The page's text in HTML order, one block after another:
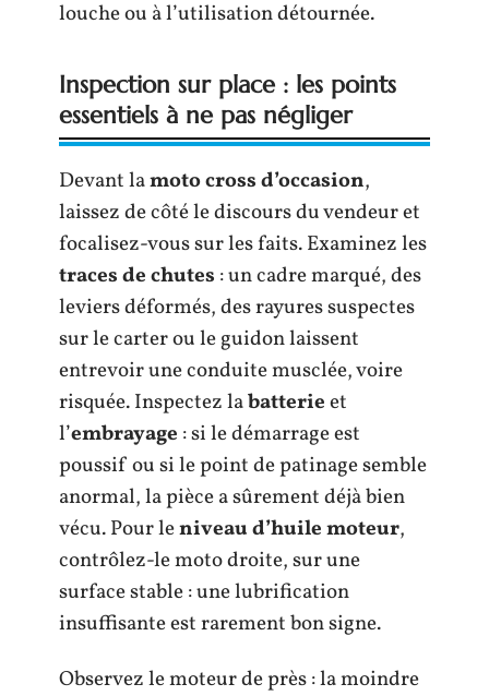
louche ou à l’utilisation détournée.
Inspection sur place : les points
essentiels à ne pas négliger
Devant lamoto cross d’occasion,
laissez de côté le discours du vendeur et
focalisez-vous sur les faits. Examinez les
traces de chutes : un cadre marqué, des
leviers déformés, des rayures suspectes
sur le carter ou le guidon laissent
entrevoir une conduite musclée, voire
risquée. Inspectez labatterieet
l’embrayage : si le démarrage est
poussif ou si le point de patinage semble
anormal, la pièce a sûrement déjà bien
vécu. Pour leniveau d’huile moteur,
contrôlez-le moto droite, sur une
surface stable : une lubrification
insuffisante est rarement bon signe.
Observez le moteur de près : la moindre